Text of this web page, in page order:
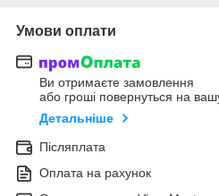
Умови оплати
Ви отримаєте замовлення
або гроші повернуться на
Детальніше
Післяплата
Оплата на рахунок